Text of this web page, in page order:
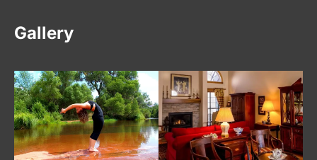
Gallery